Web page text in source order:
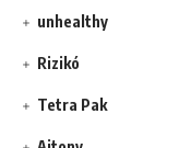
unhealthy
Rizikó
Tetra Pak